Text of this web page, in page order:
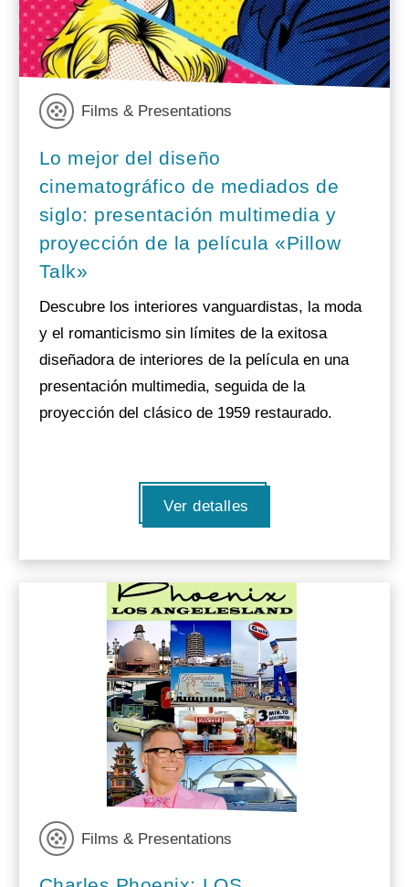
Films & Presentations
Lo mejor del diseño
cinematográfico de mediados de
siglo: presentación multimedia y
proyección de la película «Pillow
Talk»
Descubre los interiores vanguardistas, la moda
y el romanticismo sin límites de la exitosa
diseñadora de interiores de la película en una
presentación multimedia, seguida de la
proyección del clásico de 1959 restaurado.
Ver detalles
Films & Presentations